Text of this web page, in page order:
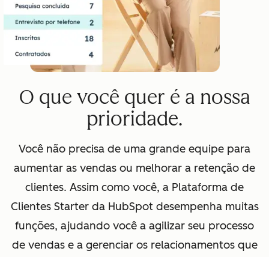
O que você quer é a nossa
prioridade.
Você não precisa de uma grande equipe para
aumentar as vendas ou melhorar a retenção de
clientes. Assim como você, a Plataforma de
Clientes Starter da HubSpot desempenha muitas
funções, ajudando você a agilizar seu processo
de vendas e a gerenciar os relacionamentos que